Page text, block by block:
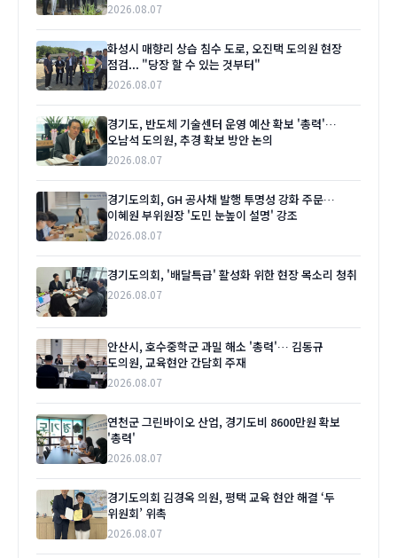
2026.08.07
화성시 매향리 상습 침수 도로, 오진택 도의원 현장
점검... "당장 할 수 있는 것부터"
2026.08.07
경기도, 반도체 기술센터 운영 예산 확보 '총력'…
오남석 도의원, 추경 확보 방안 논의
2026.08.07
경기도의회, GH 공사채 발행 투명성 강화 주문…
이혜원 부위원장 '도민 눈높이 설명' 강조
2026.08.07
경기도의회, '배달특급' 활성화 위한 현장 목소리 청취
2026.08.07
안산시, 호수중학군 과밀 해소 '총력'… 김동규
도의원, 교육현안 간담회 주재
2026.08.07
연천군 그린바이오 산업, 경기도비 8600만원 확보
'총력'
2026.08.07
경기도의회 김경옥 의원, 평택 교육 현안 해결 ‘두
위원회’ 위촉
2026.08.07